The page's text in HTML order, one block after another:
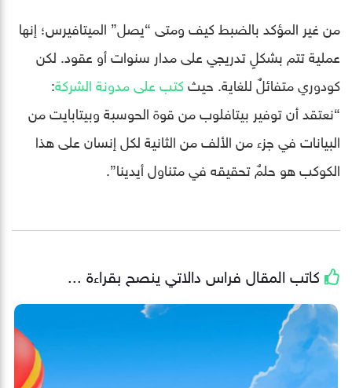
من غير المؤكد بالضبط كيف ومتى “يصل” الميتافيرس؛ إنها
عملية تتم بشكلٍ تدريجي على مدار سنوات أو عقود. لكن
كودوري متفائلٌ للغاية. حيثكتب على مدونة الشركة:
“نعتقد أن توفير بيتافلوب من قوة الحوسبة وبيتابايت من
البيانات في جزء من الألف من الثانية لكل إنسان على هذا
الكوكب هو حلمٌ تحقيقه في متناول أيدينا”.
كاتب المقال فراس دالاتي ينصح بقراءة ...